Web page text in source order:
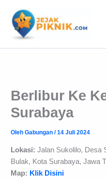
konten
Berlibur Ke
Surabaya
OlehGabungan/14 Juli 2024
Lokasi: Jalan Sukolilo, Desa
Bulak, Kota Surabaya, Jawa
Map: Klik Disini